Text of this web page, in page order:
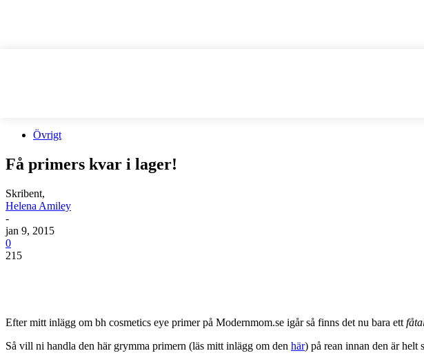
Övrigt
Få primers kvar i lager!
Skribent,
Helena Amiley
-
jan 9, 2015
0
215
Efter mitt inlägg om bh cosmetics eye primer på Modernmom.se igår så finns det nu bara ett
Så vill ni handla den här grymma primern (läs mitt inlägg om den här) på rean innan den är helt